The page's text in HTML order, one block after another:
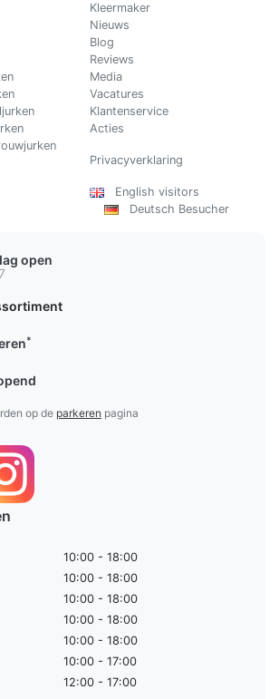
Kleermaker
Nieuws
Blog
Reviews
Media
Vacatures
Klantenservice
Acties
Privacyverklaring
English visitors
Deutsch Besucher
open
*
op de parkeren pagina
10:00 - 18:00
10:00 - 18:00
10:00 - 18:00
10:00 - 18:00
10:00 - 18:00
10:00 - 17:00
12:00 - 17:00